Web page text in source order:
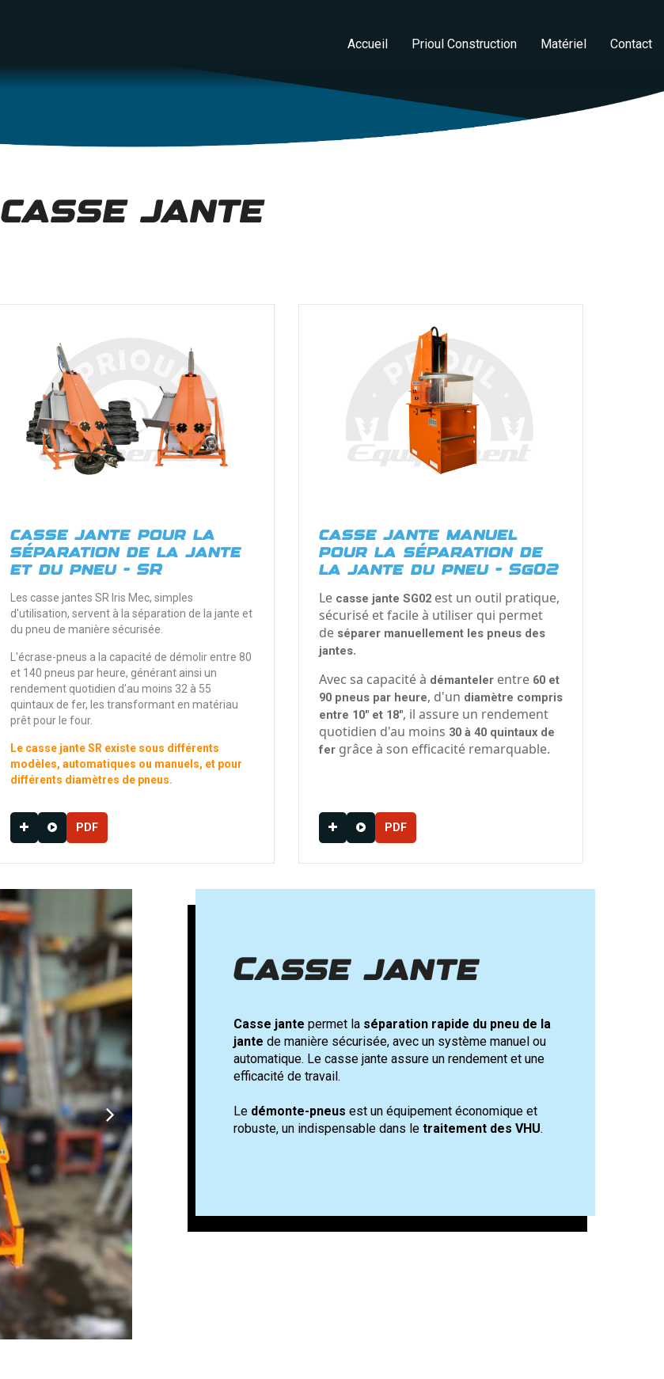
Accueil Prioul Construction Matériel Contact
CASSE JANTE
casse jante pour la
séparation de la jante
et du pneu - SR
Les casse jantes SR Iris Mec, simples
d'utilisation, servent à la séparation de la jante et
du pneu de manière sécurisée.
L'écrase-pneus a la capacité de démolir entre 80
et 140 pneus par heure, générant ainsi un
rendement quotidien d'au moins 32 à 55
quintaux de fer, les transformant en matériau
prêt pour le four.
Le casse jante SR existe sous différents
modèles, automatiques ou manuels, et pour
différents diamètres de pneus.
PDF
casse jante manuel
pour la séparation de
la jante du pneu - Sg02
Le casse jante SG02est un outil pratique,
sécurisé et facile à utiliser qui permet
de séparer manuellement les pneus des
jantes.
Avec sa capacité à démantelerentre 60 et
90 pneus par heure, d'un diamètre compris
entre 10" et 18", il assure un rendement
quotidien d'au moins 30 à 40 quintaux de
fergrâce à son efficacité remarquable.
PDF
Casse jante
Casse jante permet la séparation rapide du pneu de la
jante de manière sécurisée, avec un système manuel ou
automatique. Le casse jante assure un rendement et une
efficacité de travail.
Le démonte-pneus est un équipement économique et
robuste, un indispensable dans le traitement des VHU.